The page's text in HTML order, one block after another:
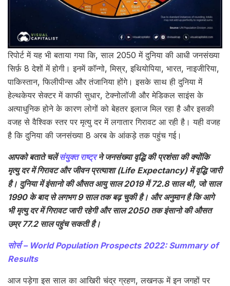
रिपोर्ट में यह भी बताया गया कि, साल 2050 में दुनिया की आधी जनसंख्या
सिर्फ़ 8 देशों में होगी। इनमें कॉन्गो, मिस्र, इथियोपिया, भारत, नाइजीरिया,
पाकिस्तान, फिलीपीन्स और तंजानिया होंगे। इसके साथ ही दुनिया में
हेल्थकेयर सेक्टर में काफी सुधार, टेक्नोलॉजी और मेडिकल साइंस के
अत्याधुनिक होने के कारण लोगों को बेहतर इलाज मिल रहा है और इसकी
वजह से वैश्विक स्तर पर मृत्यु दर में लगातार गिरावट आ रही है। यही वजह
है कि दुनिया की जनसंख्या 8 अरब के आंकड़े तक पहुंच गई।
आपको बताते चलेंसंयुक्त राष्ट्रने जनसंख्या वृद्धि की प्रशंसा की क्योंकि
मृत्यु दर में गिरावट और जीवन प्रत्याशा (Life Expectancy) में वृद्धि जारी
है। दुनिया में इंसानो की औसत आयु साल 2019 में 72.8 साल थी, जो साल
1990 के बाद से लगभग 9 साल तक बढ़ चुकी है। और अनुमान है कि आगे
भी मृत्यु दर में गिरावट जारी रहेगी और साल 2050 तक इंसानो की औसत
उम्र 77.2 साल पहुंच सकती है।
सोर्स – World Population Prospects 2022: Summary of
Results
आज पड़ेगा इस साल का आखिरी चंद्र ग्रहण, लखनऊ में इन जगहों पर